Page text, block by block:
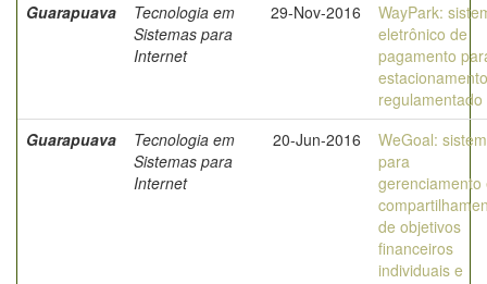
Guarapuava
Tecnologia em
Sistemas para
Internet
29-Nov-2016
WayPark:
eletrônico de
pagamento
estacionamento
regulamentado
Guarapuava
Tecnologia em
Sistemas para
Internet
20-Jun-2016
WeGoal:
para
gerenciamento
de objetivos
financeiros
individuais e